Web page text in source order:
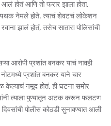
होतं आणि तो फरार झाला होता.
पथक नेमले होते. त्याचं शेवटचं लोकेशन
झालं होतं, तसेच सातारा पोलिसांची
आरोपी प्रशांत बनकर याचं नावही
प्रशांत बनकर याने चार
केल्याचं नमूद होतं. ही घटना समोर
त्याला पुण्यातून अटक करून फलटण
पोलीस कोठडी सुनावण्यात आली